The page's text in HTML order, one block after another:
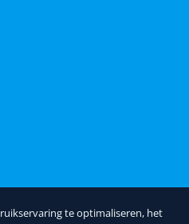
te optimaliseren, het